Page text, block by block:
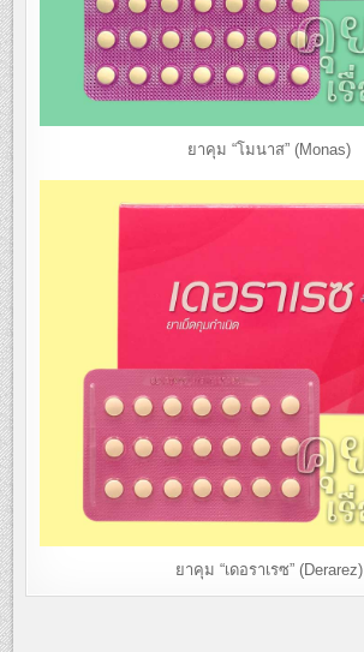
ยาคุม “โมนาส” (Monas)
ยาคุม “เดอราเรซ” (Derarez)